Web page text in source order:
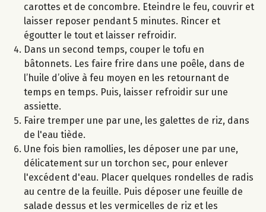
carottes et de concombre. Eteindre le feu, couvrir et
laisser reposer pendant 5 minutes. Rincer et
égoutter le tout et laisser refroidir.
Dans un second temps, couper le tofu en
bâtonnets. Les faire frire dans une poêle​, dans​ de
l’huile d’olive à feu moyen en les retournant de
temps en temps. Puis, laisser refroidir sur une
assiette.
Faire tremper une par une, les galettes de riz, dans
de l'eau tiède.
Une fois bien ramollies, les déposer une par une,
délicatement sur un torchon sec, pour enlever
l'excédent d'eau. Placer quelques rondelles de radis
au centre de la feuille. Puis déposer une feuille de
salade dessus et les vermicelles de riz et les